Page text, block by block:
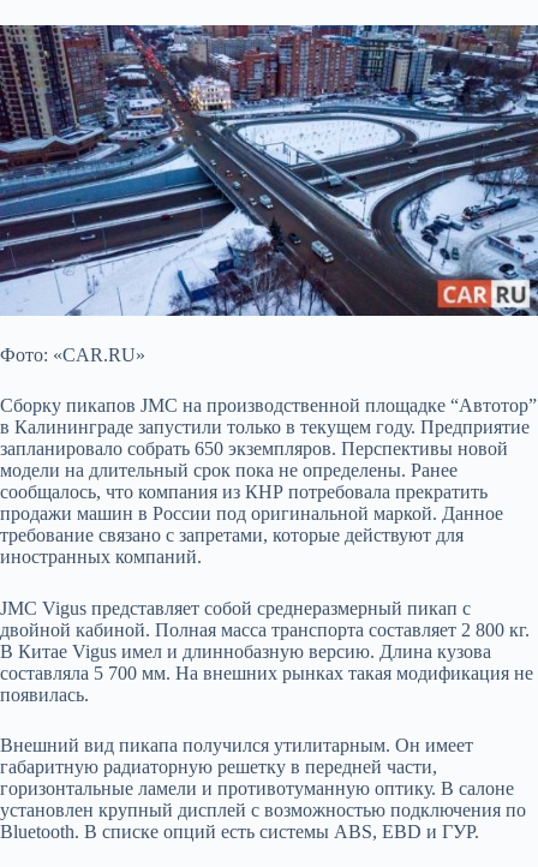
Фото: «CAR.RU»
Сборку пикапов JMC на производственной площадке “Автотор”
в Калининграде запустили только в текущем году. Предприятие
запланировало собрать 650 экземпляров. Перспективы новой
модели на длительный срок пока не определены. Ранее
сообщалось, что компания из КНР потребовала прекратить
продажи машин в России под оригинальной маркой. Данное
требование связано с запретами, которые действуют для
иностранных компаний.
JMC Vigus представляет собой среднеразмерный пикап с
двойной кабиной. Полная масса транспорта составляет 2 800 кг.
В Китае Vigus имел и длиннобазную версию. Длина кузова
составляла 5 700 мм. На внешних рынках такая модификация не
появилась.
Внешний вид пикапа получился утилитарным. Он имеет
габаритную радиаторную решетку в передней части,
горизонтальные ламели и противотуманную оптику. В салоне
установлен крупный дисплей с возможностью подключения по
Bluetooth. В списке опций есть системы ABS, EBD и ГУР.